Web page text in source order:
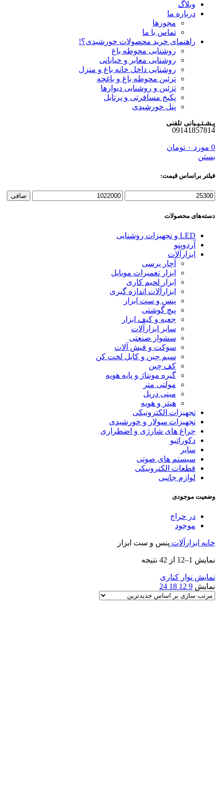
وبلاگ
درباره ما
مجوزها
تماس با ما
راهنمای خرید محصولات خورشیدی؟!
روشنایی محوطه باغ
روشنایی معابر و خیابانی
روشنایی داخل خانه باغ و منزل
تزئین محوطه باغ و باغچه
تزئین و روشنایی دیوارها
پکیج مسافرتی و پرتابل
پنل خورشیدی
پـشـتـیـبانی تلفنی
09141857814
0 مورد ۰ تومان
بستن
فیلتر براساس قیمت:
حداقل
حداكثر
صافی
دسته‌های محصولات
LED و تجهیزات روشنایی
آردوینو
ابزارآلات
آچار پرسی
ابزار تعمیرات موبایل
ابزار لحیم کاری
ابزارآلات اندازه گیری
پنس و ست ابزار
پیچ گوشتی
جعبه و کیف ابزار
سایر ابزارآلات
سشوار صنعتی
سوکت و فیش آلات
سیم چین و کابل لخت کن
کف چین
گیره مونتاژ و پایه هویه
مولتی متر
مینی دریل
هیتر و هویه
تجهیزات الکترونیکی
تجهیزات سولار و خورشیدی
چراغ های شارژی و اضطراری
دکوراتیو
سایر
سیستم های صوتی
قطعات الکترونیکی
لوازم جانبی
وضعیت موجودی
در حراج
موجود
خانه ابزارآلات پنس و ست ابزار
نمایش 1–12 از 42 نتیجه
نمایش نوار کناری
نمایش 9
12
18
24